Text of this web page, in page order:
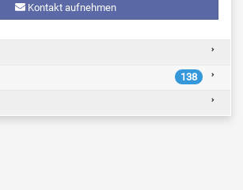
Kontakt aufnehmen
138